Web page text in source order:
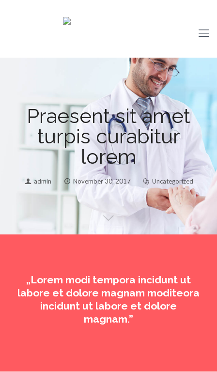
Praesent sit amet
turpis curabitur
lorem
admin November 30, 2017 Uncategorized
„Lorem modi tempora incidunt ut
labore et dolore magnam moditeora
incidunt ut labore et dolore
magnam.”